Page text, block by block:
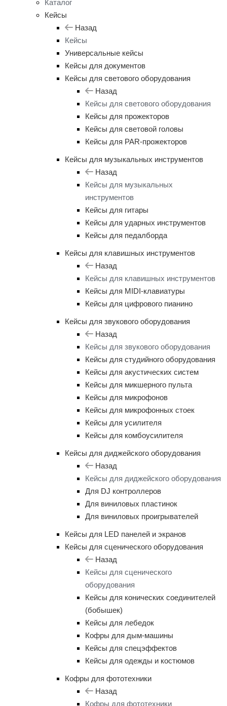
Каталог
Кейсы
Назад
Кейсы
Универсальные кейсы
Кейсы для документов
Кейсы для светового оборудования
Назад
Кейсы для светового оборудования
Кейсы для прожекторов
Кейсы для световой головы
Кейсы для PAR-прожекторов
Кейсы для музыкальных инструментов
Назад
Кейсы для музыкальных
инструментов
Кейсы для гитары
Кейсы для ударных инструментов
Кейсы для педалборда
Кейсы для клавишных инструментов
Назад
Кейсы для клавишных инструментов
Кейсы для MIDI-клавиатуры
Кейсы для цифрового пианино
Кейсы для звукового оборудования
Назад
Кейсы для звукового оборудования
Кейсы для студийного оборудования
Кейсы для акустических систем
Кейсы для микшерного пульта
Кейсы для микрофонов
Кейсы для микрофонных стоек
Кейсы для усилителя
Кейсы для комбоусилителя
Кейсы для диджейского оборудования
Назад
Кейсы для диджейского оборудования
Для DJ контроллеров
Для виниловых пластинок
Для виниловых проигрывателей
Кейсы для LED панелей и экранов
Кейсы для сценического оборудования
Назад
Кейсы для сценического
оборудования
Кейсы для конических соединителей
(бобышек)
Кейсы для лебедок
Кофры для дым-машины
Кейсы для спецэффектов
Кейсы для одежды и костюмов
Кофры для фототехники
Назад
Кофры для фототехники